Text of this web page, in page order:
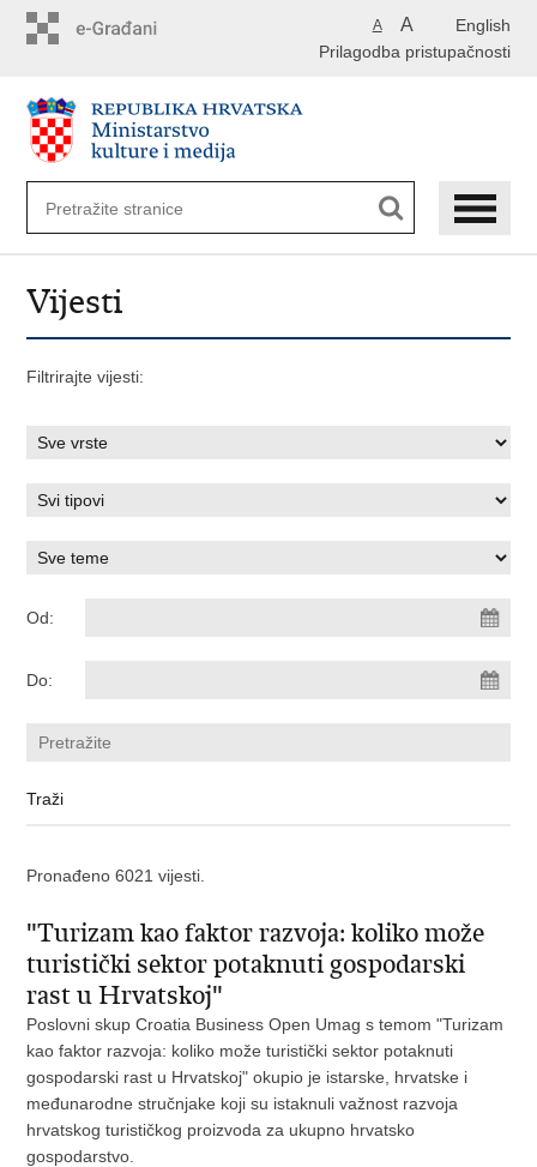
English
A A
Prilagodba pristupačnosti
Vijesti
Filtrirajte vijesti:
Od:
Do:
Pronađeno 6021 vijesti.
"Turizam kao faktor razvoja: koliko može
turistički sektor potaknuti gospodarski
rast u Hrvatskoj"
Poslovni skup Croatia Business Open Umag s temom "Turizam
kao faktor razvoja: koliko može turistički sektor potaknuti
gospodarski rast u Hrvatskoj" okupio je istarske, hrvatske i
međunarodne stručnjake koji su istaknuli važnost razvoja
hrvatskog turističkog proizvoda za ukupno hrvatsko
gospodarstvo.